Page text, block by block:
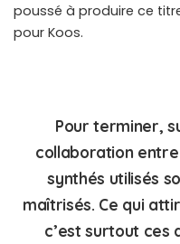
poussé à produire ce
pour Koos.
Pour terminer,
collaboration entre
synthés utilisés
maîtrisés. Ce qui
c’est surtout ces